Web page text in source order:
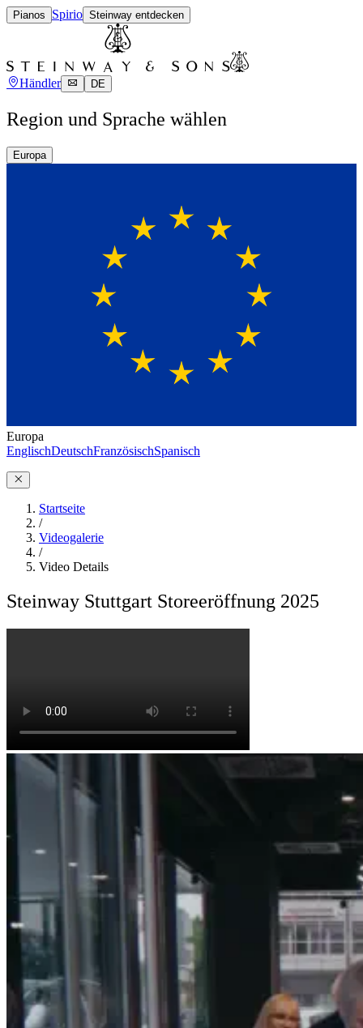
Pianos Spirio Steinway entdecken
Händler DE
Region und Sprache wählen
Europa
Europa
EnglischDeutschFranzösischSpanisch
Startseite
/
Videogalerie
/
Video Details
Steinway Stuttgart Storeeröffnung 2025